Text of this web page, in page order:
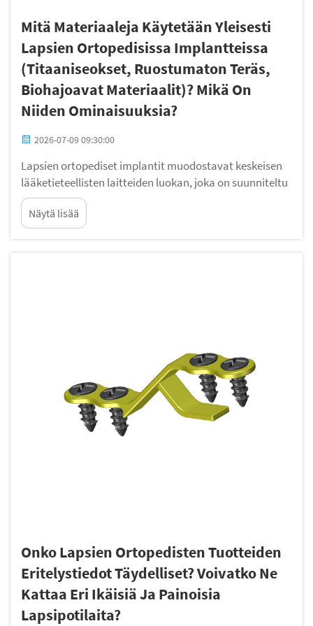
Mitä Materiaaleja Käytetään Yleisesti
Lapsien Ortopedisissa Implantteissa
(titaaniseokset, Ruostumaton Teräs,
Biohajoavat Materiaalit)? Mikä On
Niiden Ominaisuuksia?
2026-07-09 09:30:00
Lapsien ortopediset implantit muodostavat keskeisen
lääketieteellisten laitteiden luokan, joka on suunniteltu
erityisesti lasten kasvavaa kehoa ja ainutlaatuisia
fysiologisia tarpeita varten. Toisin kuin aikuisille
tarkoitetut ortopediset ratkaisut, lapsien ortopedisten
Näytä lisää
Onko Lapsien Ortopedisten Tuotteiden
Eritelystiedot Täydelliset? Voivatko Ne
Kattaa Eri Ikäisiä Ja Painoisia
Lapsipotilaita?